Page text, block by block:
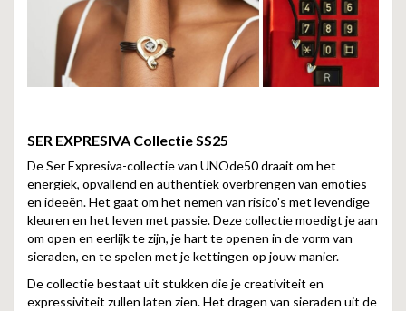
SER EXPRESIVA Collectie SS25
De Ser Expresiva-collectie van UNOde50 draait om het
energiek, opvallend en authentiek overbrengen van emoties
en ideeën. Het gaat om het nemen van risico's met levendige
kleuren en het leven met passie. Deze collectie moedigt je aan
om open en eerlijk te zijn, je hart te openen in de vorm van
sieraden, en te spelen met je kettingen op jouw manier.
De collectie bestaat uit stukken die je creativiteit en
expressiviteit zullen laten zien. Het dragen van sieraden uit de